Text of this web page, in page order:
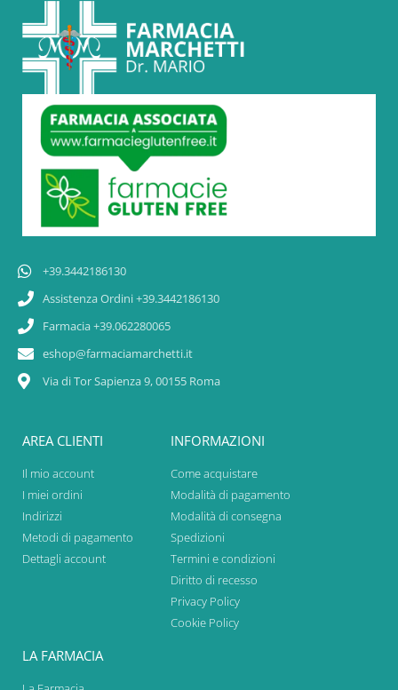
+39.3442186130
Assistenza Ordini +39.3442186130
Farmacia +39.062280065
eshop@farmaciamarchetti.it
Via di Tor Sapienza 9, 00155 Roma
AREA CLIENTI
Il mio account
I miei ordini
Indirizzi
Metodi di pagamento
Dettagli account
INFORMAZIONI
Come acquistare
Modalità di pagamento
Modalità di consegna
Spedizioni
Termini e condizioni
Diritto di recesso
Privacy Policy
Cookie Policy
LA FARMACIA